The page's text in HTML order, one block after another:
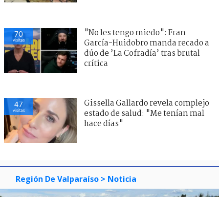
77
visitas
"No les tengo miedo": Fran
García-Huidobro manda recado a
dúo de ’La Cofradía’ tras brutal
crítica
38
visitas
Contraloría acredita ocupación
ilegal de bien fiscal por parte de
delegado de Kast en Chañaral
Región De Valparaíso > Noticia